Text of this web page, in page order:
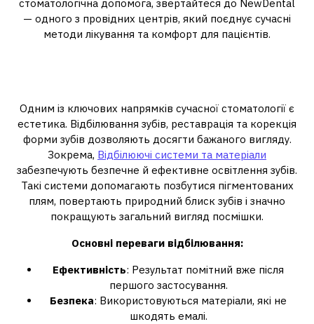
стоматологічна допомога, звертайтеся до NewDental
— одного з провідних центрів, який поєднує сучасні
методи лікування та комфорт для пацієнтів.
Одним із ключових напрямків сучасної стоматології є
естетика. Відбілювання зубів, реставрація та корекція
форми зубів дозволяють досягти бажаного вигляду.
Зокрема, Відбілюючі системи та матеріали
забезпечують безпечне й ефективне освітлення зубів.
Такі системи допомагають позбутися пігментованих
плям, повертають природний блиск зубів і значно
покращують загальний вигляд посмішки.
Основні переваги відбілювання:
Ефективність: Результат помітний вже після
першого застосування.
Безпека: Використовуються матеріали, які не
шкодять емалі.